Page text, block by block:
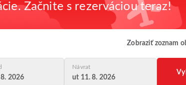
Začnite s rezerváciou teraz!
Zobraziť zoznam
2026
Návrat
ut 11. 8. 2026